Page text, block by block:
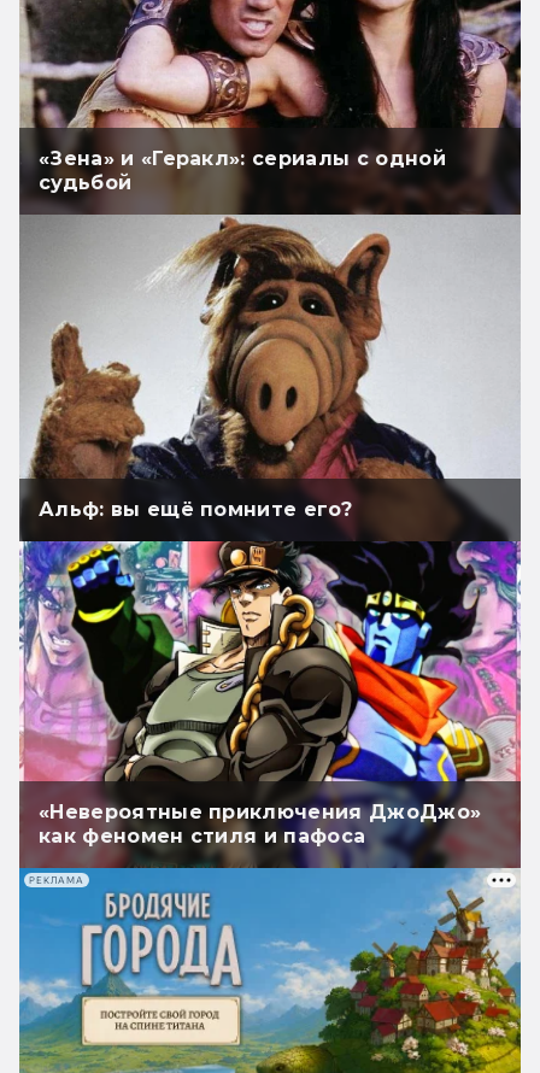
«Зена» и «Геракл»: сериалы с одной
судьбой
Альф: вы ещё помните его?
«Невероятные приключения ДжоДжо»
как феномен стиля и пафоса
РЕКЛАМА